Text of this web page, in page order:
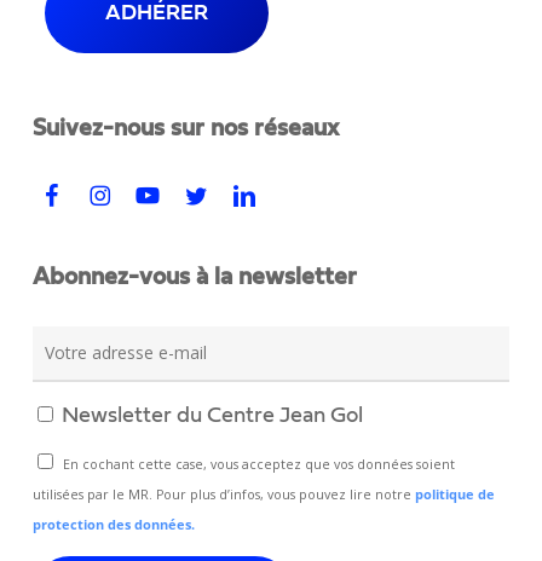
ADHÉRER
Suivez-nous sur nos réseaux
Abonnez-vous à la newsletter
Newsletter du Centre Jean Gol
En cochant cette case, vous acceptez que vos données soient
utilisées par le MR. Pour plus d’infos, vous pouvez lire notrepolitique de
protection des données.